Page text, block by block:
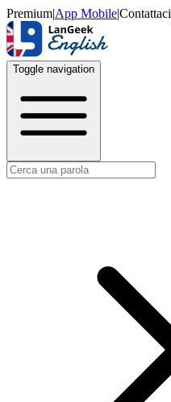
Premium|App Mobile|Contattaci
Toggle navigation